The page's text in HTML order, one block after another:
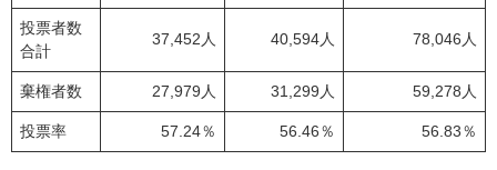
投票者数
合計
37,452人 40,594人 78,046人
棄権者数 27,979人 31,299人 59,278人
投票率 57.24％ 56.46％ 56.83％